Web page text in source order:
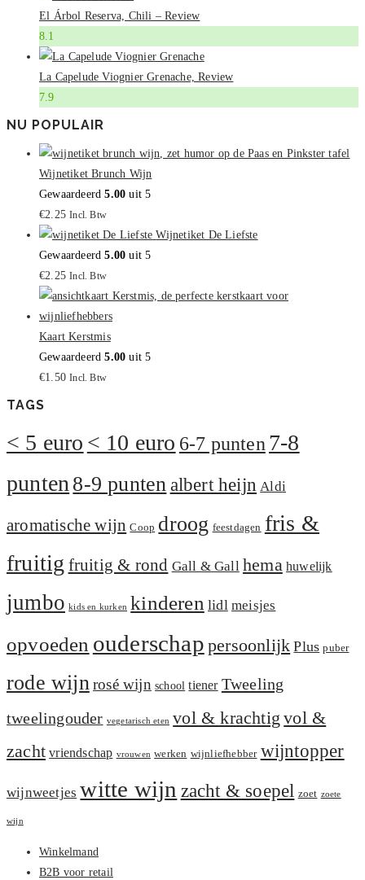
El Árbol Reserva, Chili – Review
8.1
La Capelude Viognier Grenache, Review
7.9
NU POPULAIR
Wijnetiket Brunch Wijn
Gewaardeerd5.00 uit 5
€2.25 Incl. Btw
Wijnetiket De Liefste
Gewaardeerd5.00 uit 5
€2.25 Incl. Btw
Kaart Kerstmis
Gewaardeerd5.00 uit 5
€1.50 Incl. Btw
TAGS
< 5 euro < 10 euro 6-7 punten 7-8
punten 8-9 puntenalbert heijn Aldi
aromatische wijn Coop droog feestdagen fris &
fruitig fruitig & rond Gall & Gall hema huwelijk
jumbo kids en kurken kinderen lidl meisjes
opvoeden ouderschap persoonlijk Plus puber
rode wijn rosé wijn school tiener Tweeling
tweelingouder vegetarisch eten vol & krachtig vol &
zacht vriendschap vrouwen werken wijnliefhebber wijntopper
wijnweetjes witte wijn zacht & soepel zoet zoete
wijn
Winkelmand
B2B voor retail